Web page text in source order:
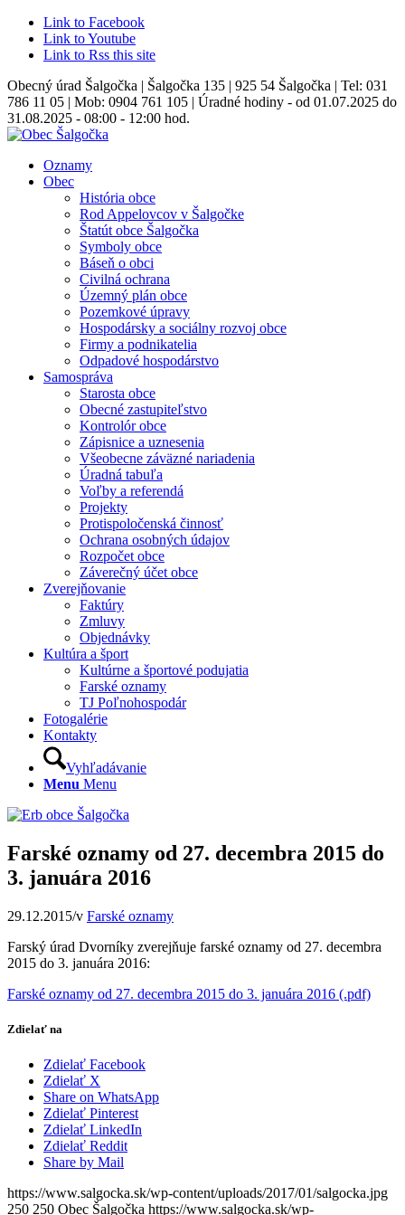
Link to Facebook
Link to Youtube
Link to Rss this site
Obecný úrad Šalgočka | Šalgočka 135 | 925 54 Šalgočka | Tel: 031
786 11 05 | Mob: 0904 761 105 | Úradné hodiny - od 01.07.2025 do
31.08.2025 - 08:00 - 12:00 hod.
Oznamy
Obec
História obce
Rod Appelovcov v Šalgočke
Štatút obce Šalgočka
Symboly obce
Báseň o obci
Civilná ochrana
Územný plán obce
Pozemkové úpravy
Hospodársky a sociálny rozvoj obce
Firmy a podnikatelia
Odpadové hospodárstvo
Samospráva
Starosta obce
Obecné zastupiteľstvo
Kontrolór obce
Zápisnice a uznesenia
Všeobecne záväzné nariadenia
Úradná tabuľa
Voľby a referendá
Projekty
Protispoločenská činnosť
Ochrana osobných údajov
Rozpočet obce
Záverečný účet obce
Zverejňovanie
Faktúry
Zmluvy
Objednávky
Kultúra a šport
Kultúrne a športové podujatia
Farské oznamy
TJ Poľnohospodár
Fotogalérie
Kontakty
Vyhľadávanie
Menu Menu
Farské oznamy od 27. decembra 2015 do
3. januára 2016
29.12.2015/v Farské oznamy
Farský úrad Dvorníky zverejňuje farské oznamy od 27. decembra
2015 do 3. januára 2016:
Farské oznamy od 27. decembra 2015 do 3. januára 2016 (.pdf)
Zdielať na
Zdielať Facebook
Zdielať X
Share on WhatsApp
Zdielať Pinterest
Zdielať LinkedIn
Zdielať Reddit
Share by Mail
https://www.salgocka.sk/wp-content/uploads/2017/01/salgocka.jpg
250 250 Obec Šalgočka https://www.salgocka.sk/wp-